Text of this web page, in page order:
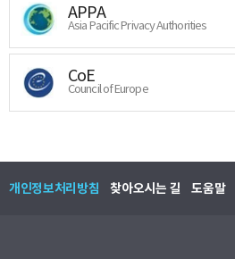
APPA
Asia Pacific Privacy Authorities
CoE
Council of Europe
개인정보처리방침 찾아오시는 길 도움말